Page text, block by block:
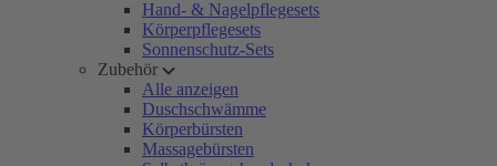
Hand- & Nagelpflegesets
Körperpflegesets
Sonnenschutz-Sets
Zubehör
Alle anzeigen
Duschschwämme
Körperbürsten
Massagebürsten